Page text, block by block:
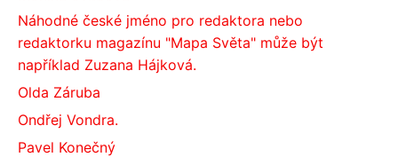
Náhodné české jméno pro redaktora nebo
redaktorku magazínu "Mapa Světa" může být
například Zuzana Hájková.
Olda Záruba
Ondřej Vondra.
Pavel Konečný